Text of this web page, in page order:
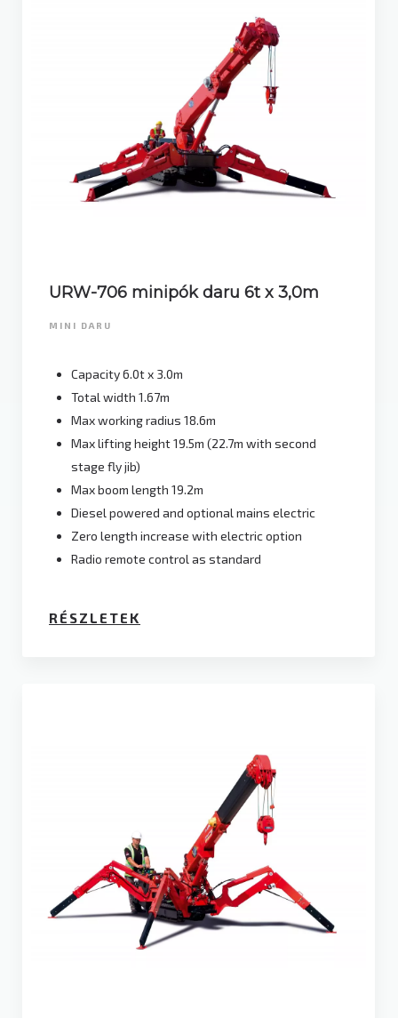
URW-706 minipók daru 6t x 3,0m
MINI DARU
Capacity 6.0t x 3.0m
Total width 1.67m
Max working radius 18.6m
Max lifting height 19.5m (22.7m with second
stage fly jib)
Max boom length 19.2m
Diesel powered and optional mains electric
Zero length increase with electric option
Radio remote control as standard
RÉSZLETEK